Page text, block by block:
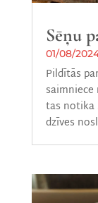
Sēņu
01/08/
Pildītās
tas notika
dzīves